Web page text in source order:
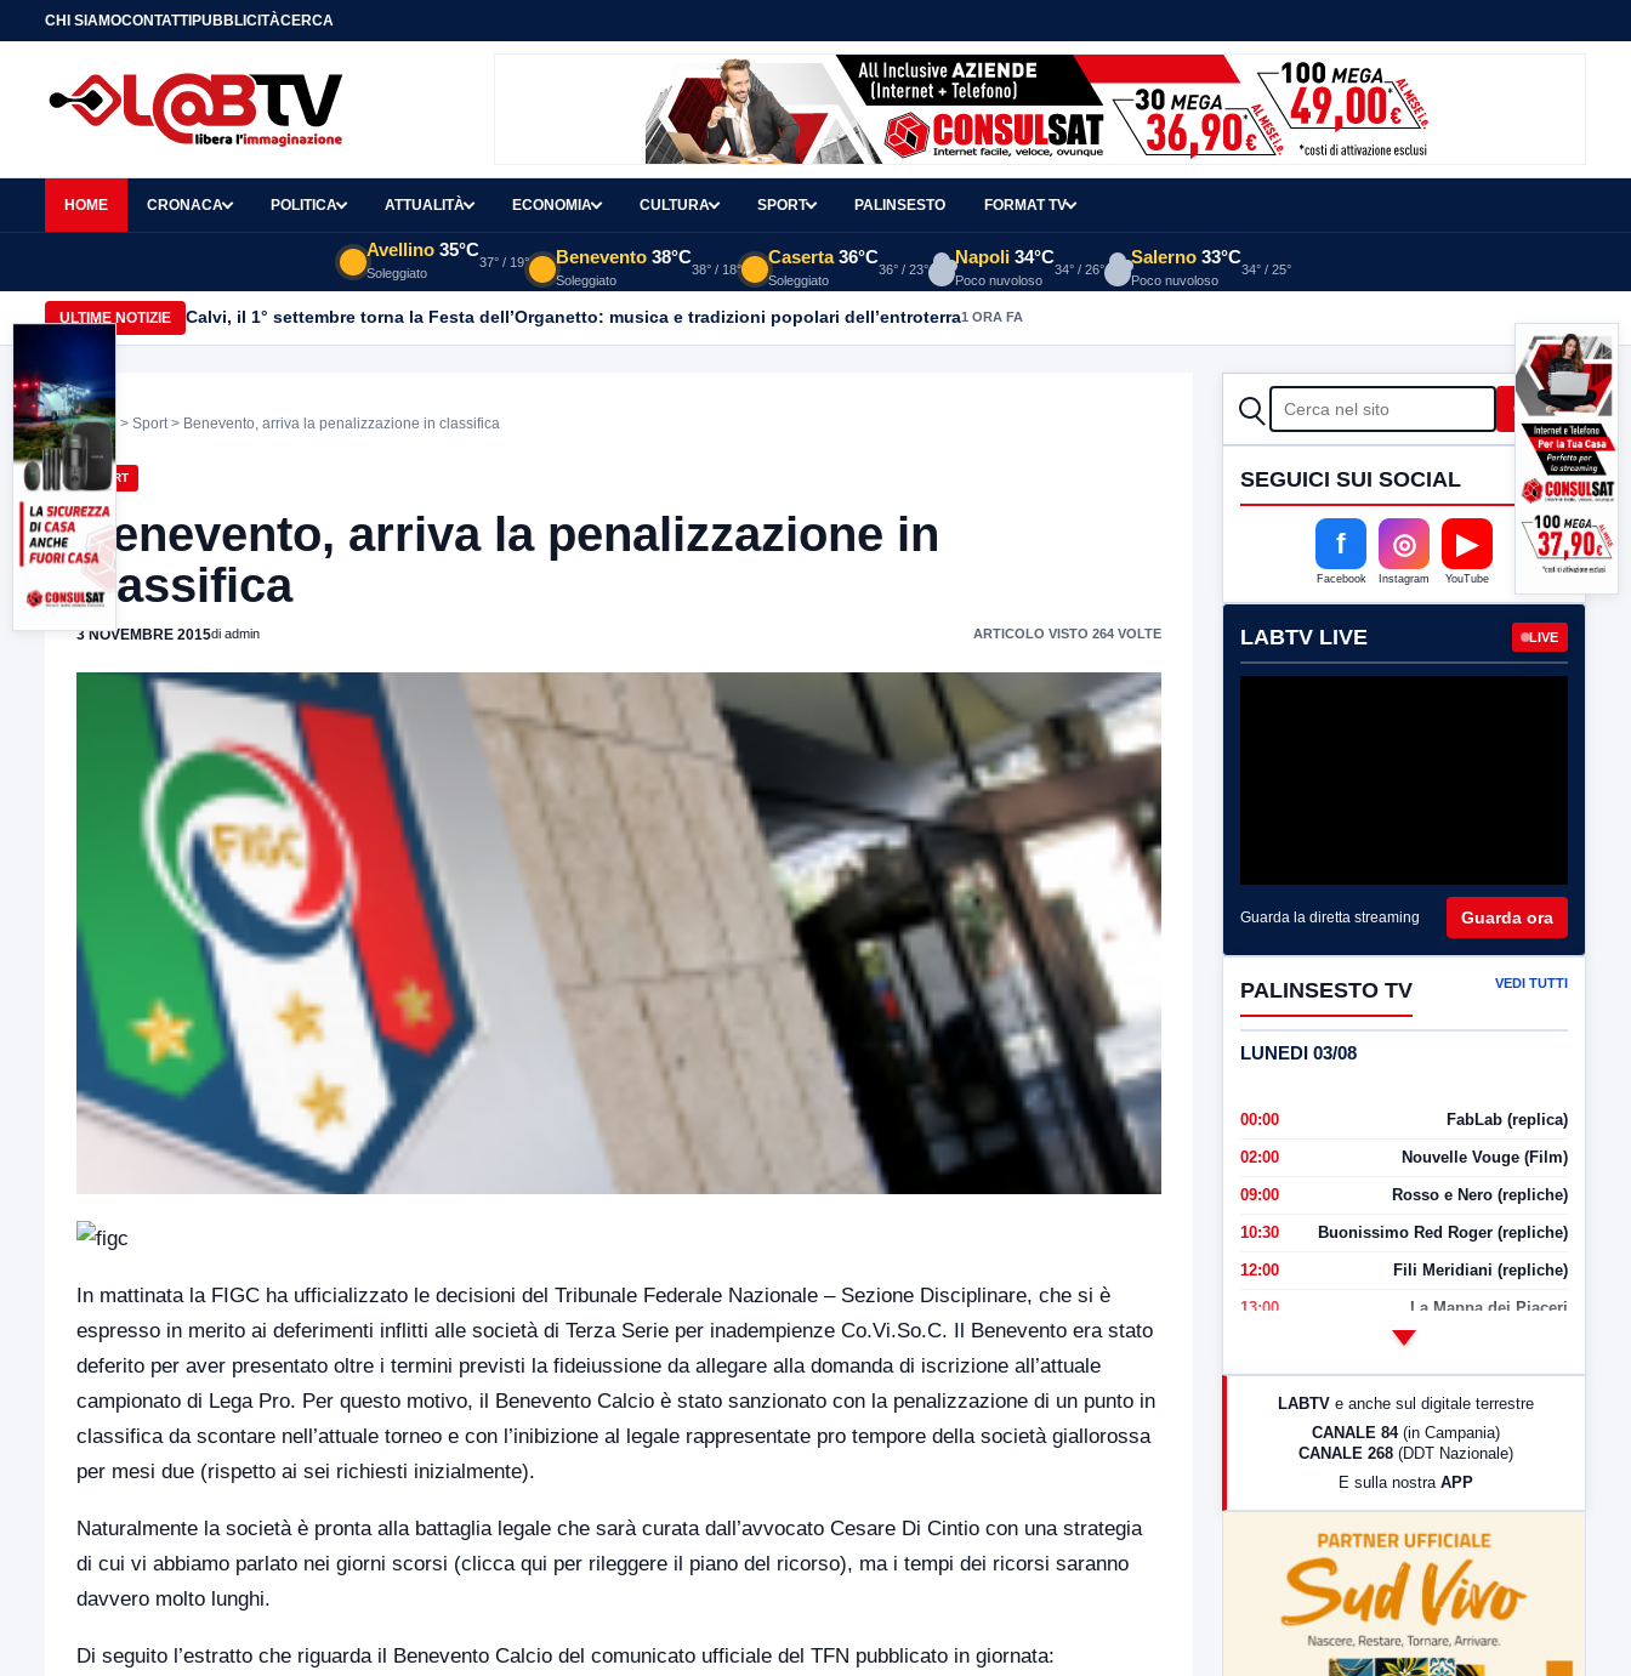
CHI SIAMOCONTATTIPUBBLICITÀCERCA
HOME CRONACA POLITICA ATTUALITÀ ECONOMIA CULTURA SPORT PALINSESTO FORMAT TV
Avellino 35°C
Soleggiato
37° / 19° Benevento 38°C
Soleggiato
38° / 18°
Caserta 36°C
Soleggiato
36° / 23°
Napoli 34°C
Poco nuvoloso
34° / 26°
Salerno 33°C
Poco nuvoloso
34° / 25°
ULTIME NOTIZIE Calvi, il 1° settembre torna la Festa dell’Organetto: musica e tradizioni popolari dell’entroterra1 ORA FA
Home > Sport> Benevento, arriva la penalizzazione in classifica
SPORT
Benevento, arriva la penalizzazione in
classifica
3 NOVEMBRE 2015di admin ARTICOLO VISTO 264 VOLTE
In mattinata la FIGC ha ufficializzato le decisioni del Tribunale Federale Nazionale – Sezione Disciplinare, che si è
espresso in merito ai deferimenti inflitti alle società di Terza Serie per inadempienze Co.Vi.So.C. Il Benevento era stato
deferito per aver presentato oltre i termini previsti la fideiussione da allegare alla domanda di iscrizione all’attuale
campionato di Lega Pro. Per questo motivo, il Benevento Calcio è stato sanzionato con la penalizzazione di un punto in
classifica da scontare nell’attuale torneo e con l’inibizione al legale rappresentate pro tempore della società giallorossa
per mesi due (rispetto ai sei richiesti inizialmente).
Naturalmente la società è pronta alla battaglia legale che sarà curata dall’avvocato Cesare Di Cintio con una strategia
di cui vi abbiamo parlato nei giorni scorsi (clicca qui per rileggere il piano del ricorso), ma i tempi dei ricorsi saranno
davvero molto lunghi.
Di seguito l’estratto che riguarda il Benevento Calcio del comunicato ufficiale del TFN pubblicato in giornata:
CERCA Cerca
SEGUICI SUI SOCIAL
f
Facebook
◎
Instagram
▶
YouTube
LABTV LIVE LIVE
Guarda la diretta streaming Guarda ora
PALINSESTO TV VEDI TUTTI
LUNEDI 03/08
00:00 FabLab (replica)
02:00 Nouvelle Vouge (Film)
09:00 Rosso e Nero (repliche)
10:30 Buonissimo Red Roger (repliche)
12:00 Fili Meridiani (repliche)
13:00 La Mappa dei Piaceri
LabNews (Diretta)
LabNews (replica)
LABTV e anche sul digitale terrestre
CANALE 84 (in Campania)
CANALE 268 (DDT Nazionale)
E sulla nostra APP